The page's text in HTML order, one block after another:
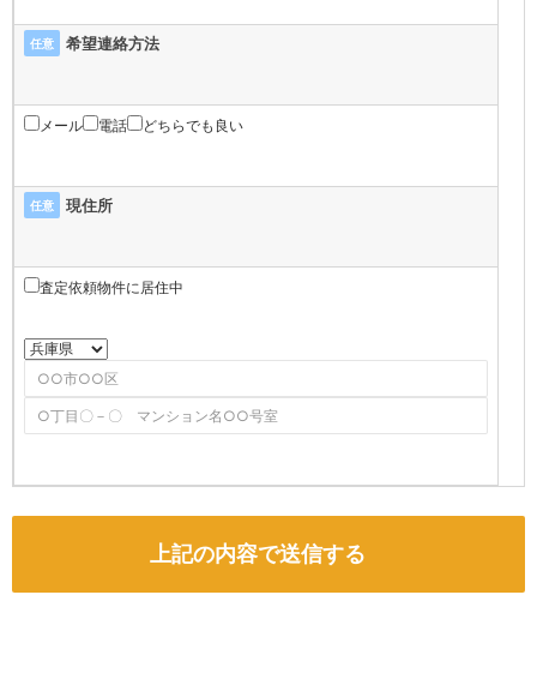
任意 希望連絡方法
メール 電話 どちらでも良い
任意 現住所
査定依頼物件に居住中